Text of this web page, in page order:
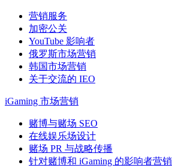
营销服务
加密公关
YouTube 影响者
俄罗斯市场营销
韩国市场营销
关于交流的 IEO
iGaming 市场营销
赌博与赌场 SEO
在线娱乐场设计
赌场 PR 与战略传播
针对赌博和 iGaming 的影响者营销